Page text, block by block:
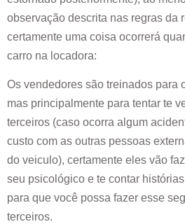
observação descrita nas regras da
certamente uma coisa ocorrerá
carro na locadora:
Os vendedores são treinados para
mas principalmente para tentar te
terceiros (caso ocorra algum
custo com as outras pessoas
do veiculo), certamente eles vão
seu psicológico e te contar
para que você possa fazer esse
terceiros.